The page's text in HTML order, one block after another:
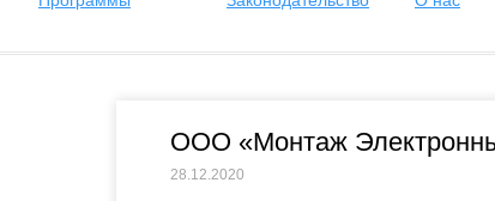
ООО «Монтаж
28.12.2020